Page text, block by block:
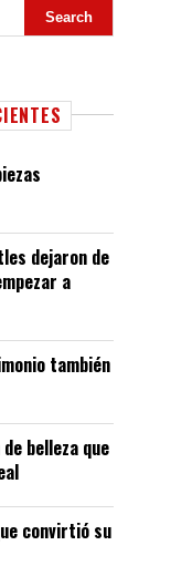
dejaron de
a
también
belleza que
convirtió su